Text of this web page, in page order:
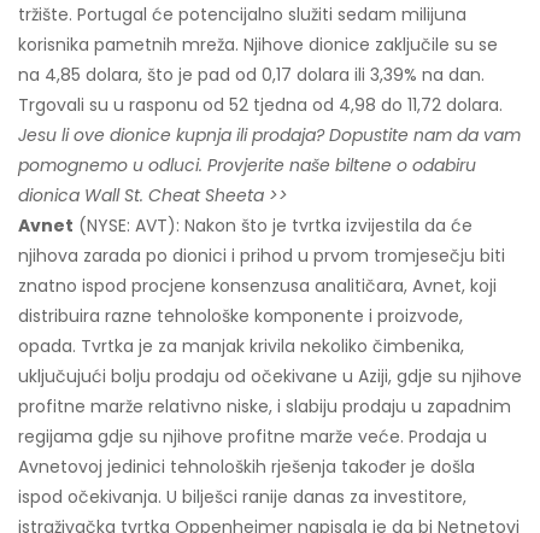
tržište. Portugal će potencijalno služiti sedam milijuna
korisnika pametnih mreža. Njihove dionice zaključile su se
na 4,85 dolara, što je pad od 0,17 dolara ili 3,39% na dan.
Trgovali su u rasponu od 52 tjedna od 4,98 do 11,72 dolara.
Jesu li ove dionice kupnja ili prodaja? Dopustite nam da vam
pomognemo u odluci. Provjerite naše biltene o odabiru
dionica Wall St. Cheat Sheeta >>
Avnet (NYSE: AVT): Nakon što je tvrtka izvijestila da će
njihova zarada po dionici i prihod u prvom tromjesečju biti
znatno ispod procjene konsenzusa analitičara, Avnet, koji
distribuira razne tehnološke komponente i proizvode,
opada. Tvrtka je za manjak krivila nekoliko čimbenika,
uključujući bolju prodaju od očekivane u Aziji, gdje su njihove
profitne marže relativno niske, i slabiju prodaju u zapadnim
regijama gdje su njihove profitne marže veće. Prodaja u
Avnetovoj jedinici tehnoloških rješenja također je došla
ispod očekivanja. U bilješci ranije danas za investitore,
istraživačka tvrtka Oppenheimer napisala je da bi Netnetovi